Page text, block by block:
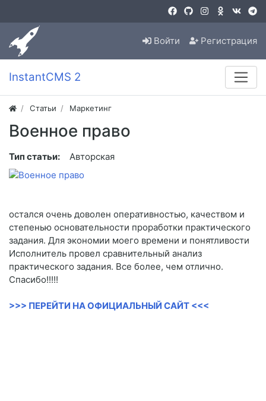
Войти Регистрация
InstantCMS 2
Статьи Маркетинг
Военное право
Тип статьи: Авторская
остался очень доволен оперативностью, качеством и
степенью основательности проработки практического
задания. Для экономии моего времени и понятливости
Исполнитель провел сравнительный анализ
практического задания. Все более, чем отлично.
Спасибо!!!!!
>>> ПЕРЕЙТИ НА ОФИЦИАЛЬНЫЙ САЙТ <<<